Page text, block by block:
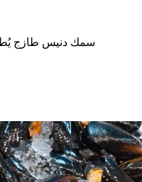
سمك دنيس طازج